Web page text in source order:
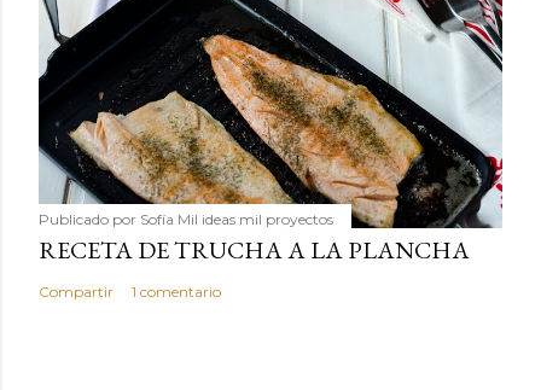
Publicado por Sofía Mil ideas mil proyectos
RECETA DE TRUCHA A LA PLANCHA
Compartir 1 comentario